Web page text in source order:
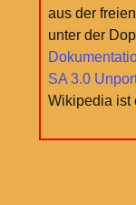
aus der
unter der
SA 3.0
Wikipedia ist